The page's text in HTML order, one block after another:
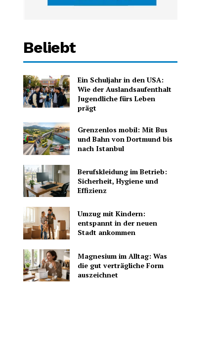
Beliebt
Ein Schuljahr in den USA:
Wie der Auslandsaufenthalt
Jugendliche fürs Leben
prägt
Grenzenlos mobil: Mit Bus
und Bahn von Dortmund bis
nach Istanbul
Berufskleidung im Betrieb:
Sicherheit, Hygiene und
Effizienz
Umzug mit Kindern:
entspannt in der neuen
Stadt ankommen
Magnesium im Alltag: Was
die gut verträgliche Form
auszeichnet